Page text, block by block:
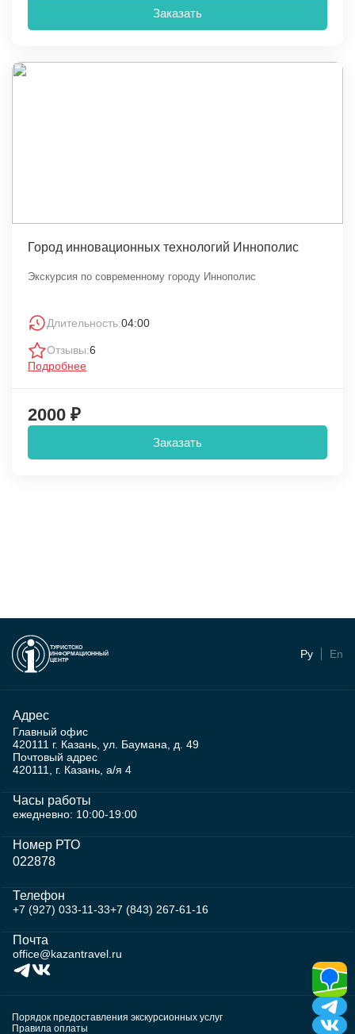
Заказать
Город инновационных технологий Иннополис
Экскурсия по современному городу Иннополис
Длительность:04:00
Отзывы:6
Подробнее
2000 ₽
Заказать
ТУРИСТСКО
ИНФОРМАЦИОННЫЙ
ЦЕНТР
Ру En
Адрес
Главный офис
420111 г. Казань, ул. Баумана, д. 49
Почтовый адрес
420111, г. Казань, а/я 4
Часы работы
ежедневно: 10:00-19:00
Номер РТО
022878
Телефон
+7 (927) 033-11-33+7 (843) 267-61-16
Почта
office@kazantravel.ru
Порядок предоставления экскурсионных услуг
Правила оплаты